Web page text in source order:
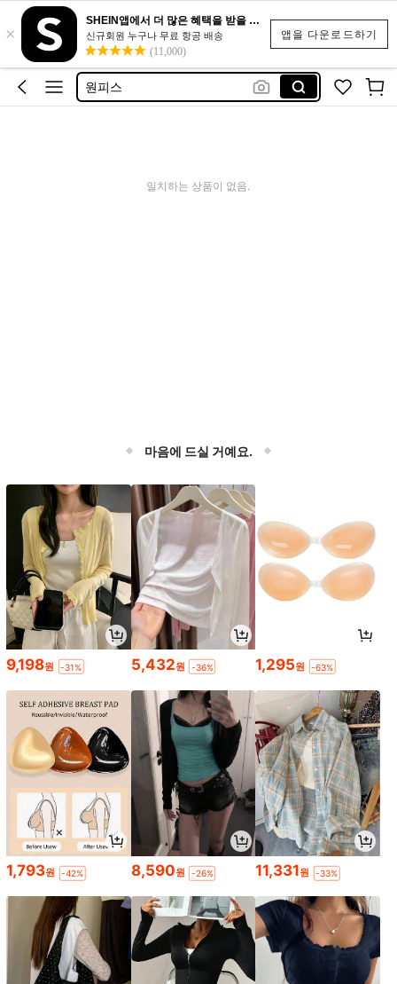
앱을 다운로드하기
×
SHEIN앱에서 더 많은 혜택을 받을 수 있어요.
신규회원 누구나 무료 항공 배송
(11,000)
반바지
나시
원피스
비키니
일치하는 상품이 없음.
마음에 드실 거예요.
9,198원 -31% 5,432원 -36% 1,295원 -63%
1,793원 -42% 8,590원 -26% 11,331원 -33%